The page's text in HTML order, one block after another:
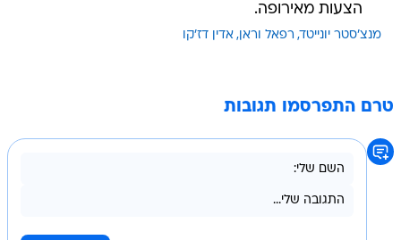
הצעות מאירופה.
מנצ'סטר יונייטד רפאל וראן אדין דז'קו
טרם התפרסמו תגובות